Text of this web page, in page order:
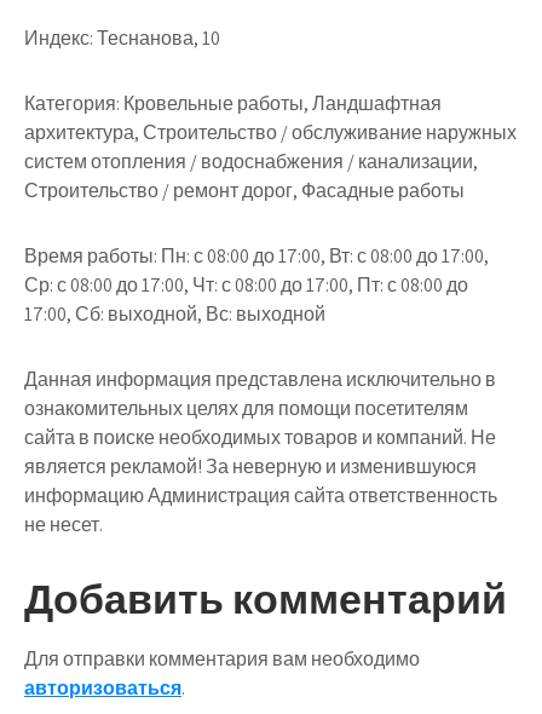
Индекс: Теснанова, 10
Категория: Кровельные работы, Ландшафтная
архитектура, Строительство / обслуживание наружных
систем отопления / водоснабжения / канализации,
Строительство / ремонт дорог, Фасадные работы
Время работы: Пн: с 08:00 до 17:00, Вт: с 08:00 до 17:00,
Ср: с 08:00 до 17:00, Чт: с 08:00 до 17:00, Пт: с 08:00 до
17:00, Сб: выходной, Вс: выходной
Данная информация представлена исключительно в
ознакомительных целях для помощи посетителям
сайта в поиске необходимых товаров и компаний. Не
является рекламой! За неверную и изменившуюся
информацию Администрация сайта ответственность
не несет.
Добавить комментарий
Для отправки комментария вам необходимо
авторизоваться.